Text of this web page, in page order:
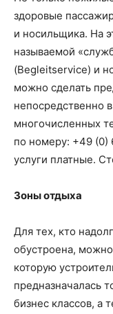
здоровые
и носильщика. На
называемой
(Begleitservice) и
можно сделать
непосредственно
многочисленных
по номеру: +49 (0)
услуги платные.
Зоны отдыха
Для тех, кто
обустроена, можно
которую
предназначалась
бизнес классов, а